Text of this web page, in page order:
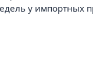
у импортных